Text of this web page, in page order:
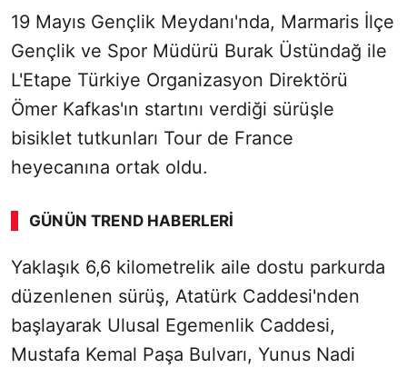
19 Mayıs Gençlik Meydanı'nda, Marmaris İlçe
Gençlik ve Spor Müdürü Burak Üstündağ ile
L'Etape Türkiye Organizasyon Direktörü
Ömer Kafkas'ın startını verdiği sürüşle
bisiklet tutkunları Tour de France
heyecanına ortak oldu.
GÜNÜN TREND HABERLERI
Yaklaşık 6,6 kilometrelik aile dostu parkurda
düzenlenen sürüş, Atatürk Caddesi'nden
başlayarak Ulusal Egemenlik Caddesi,
Mustafa Kemal Paşa Bulvarı, Yunus Nadi